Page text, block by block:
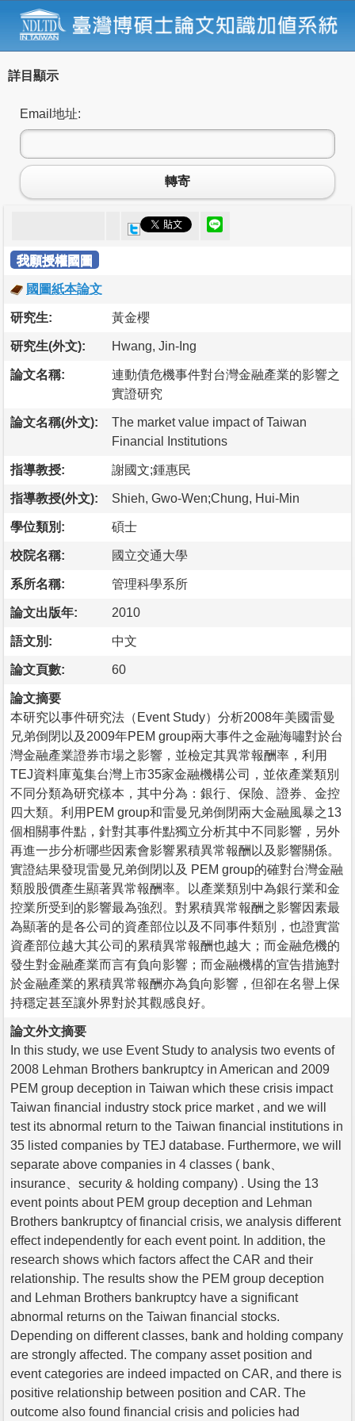
詳目顯示
Email地址:
轉寄
我願授權國圖
國圖紙本論文
研究生: 黃金櫻
研究生(外文): Hwang, Jin-Ing
論文名稱:
連動債危機事件對台灣金融產業的影響之
實證研究
論文名稱(外文):
The market value impact of Taiwan
Financial Institutions
指導教授: 謝國文;鍾惠民
指導教授(外文): Shieh, Gwo-Wen;Chung, Hui-Min
學位類別: 碩士
校院名稱: 國立交通大學
系所名稱: 管理科學系所
論文出版年: 2010
語文別: 中文
論文頁數: 60
論文摘要
本研究以事件研究法（Event Study）分析2008年美國雷曼
兄弟倒閉以及2009年PEM group兩大事件之金融海嘯對於台
灣金融產業證券市場之影響，並檢定其異常報酬率，利用
TEJ資料庫蒐集台灣上市35家金融機構公司，並依產業類別
不同分類為研究樣本，其中分為：銀行、保險、證券、金控
四大類。利用PEM group和雷曼兄弟倒閉兩大金融風暴之13
個相關事件點，針對其事件點獨立分析其中不同影響，另外
再進一步分析哪些因素會影響累積異常報酬以及影響關係。
實證結果發現雷曼兄弟倒閉以及 PEM group的確對台灣金融
類股股價產生顯著異常報酬率。以產業類別中為銀行業和金
控業所受到的影響最為強烈。對累積異常報酬之影響因素最
為顯著的是各公司的資產部位以及不同事件類別，也證實當
資產部位越大其公司的累積異常報酬也越大；而金融危機的
發生對金融產業而言有負向影響；而金融機構的宣告措施對
於金融產業的累積異常報酬亦為負向影響，但卻在名譽上保
持穩定甚至讓外界對於其觀感良好。
論文外文摘要
In this study, we use Event Study to analysis two events of
2008 Lehman Brothers bankruptcy in American and 2009
PEM group deception in Taiwan which these crisis impact
Taiwan financial industry stock price market , and we will
test its abnormal return to the Taiwan financial institutions in
35 listed companies by TEJ database. Furthermore, we will
separate above companies in 4 classes ( bank、
insurance、security & holding company) . Using the 13
event points about PEM group deception and Lehman
Brothers bankruptcy of financial crisis, we analysis different
effect independently for each event point. In addition, the
research shows which factors affect the CAR and their
relationship. The results show the PEM group deception
and Lehman Brothers bankruptcy have a significant
abnormal returns on the Taiwan financial stocks.
Depending on different classes, bank and holding company
are strongly affected. The company asset position and
event categories are indeed impacted on CAR, and there is
positive relationship between position and CAR. The
outcome also found financial crisis and policies had